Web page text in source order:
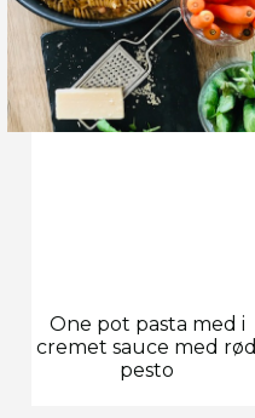
One pot pasta med i
cremet sauce med rød
pesto